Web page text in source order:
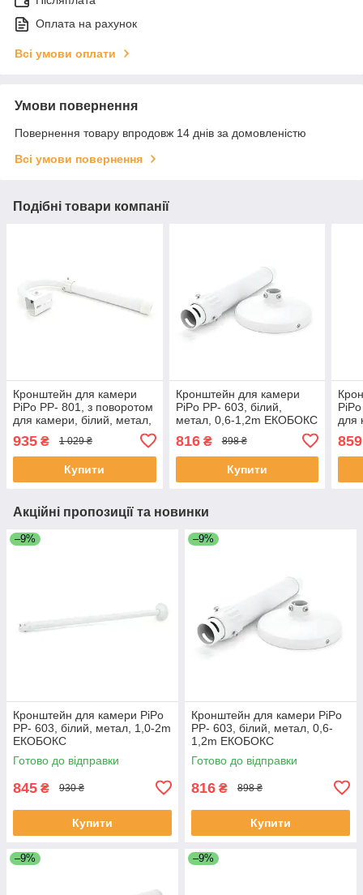
Оплата на рахунок
Всі умови оплати
Умови повернення
Повернення товару впродовж 14 днів за домовленістю
Всі умови повернення
Подібні товари компанії
Кронштейн для камери
PiPo PP- 801, з поворотом
для камери, білий, метал,
935 ₴ 1 029 ₴
Купити
Кронштейн для камери
PiPo PP- 603, білий,
метал, 0,6-1,2m ЕКОБОКС
816₴ 898 ₴
Купити
для
859
Акційні пропозиції та новинки
–9%
Кронштейн для камери PiPo
PP- 603, білий, метал, 1,0-2m
ЕКОБОКС
Готово до відправки
845 ₴ 930 ₴
Купити
–9%
Кронштейн для камери PiPo
PP- 603, білий, метал, 0,6-
1,2m ЕКОБОКС
Готово до відправки
816 ₴ 898 ₴
Купити
–9% –9%